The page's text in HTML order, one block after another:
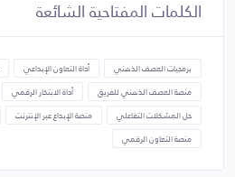
الكلمات المفتاحية الشائعة
برمجيات العصف الذهني أداة التعاون الإبداعي
منصة العصف الذهني للفريق
أداة الابتكار الرقمي
حل المشكلات التفاعلي
منصة الإبداع عبر الإنترنت
منصة التعاون الرقمي